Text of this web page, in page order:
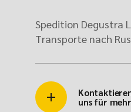
Spedition Degustra
Transporte nach
uns für